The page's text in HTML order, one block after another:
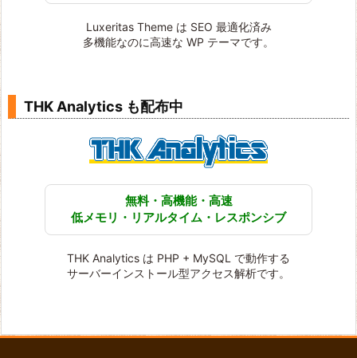
Luxeritas Theme は SEO 最適化済み
多機能なのに高速な WP テーマです。
THK Analytics も配布中
無料・高機能・高速
低メモリ・リアルタイム・レスポンシブ
THK Analytics は PHP + MySQL で動作する
サーバーインストール型アクセス解析です。